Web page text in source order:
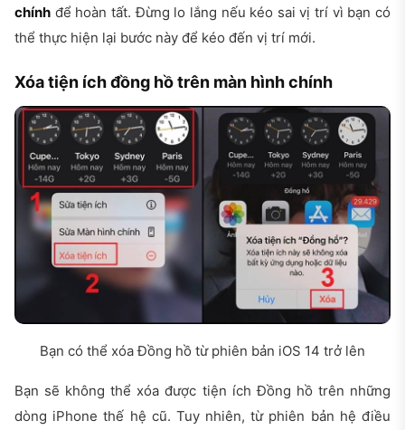
chính để hoàn tất. Đừng lo lắng nếu kéo sai vị trí vì bạn có
thể thực hiện lại bước này để kéo đến vị trí mới.
Xóa tiện ích đồng hồ trên màn hình chính
Bạn có thể xóa Đồng hồ từ phiên bản iOS 14 trở lên
Bạn sẽ không thể xóa được tiện ích Đồng hồ trên những
dòng iPhone thế hệ cũ. Tuy nhiên, từ phiên bản hệ điều